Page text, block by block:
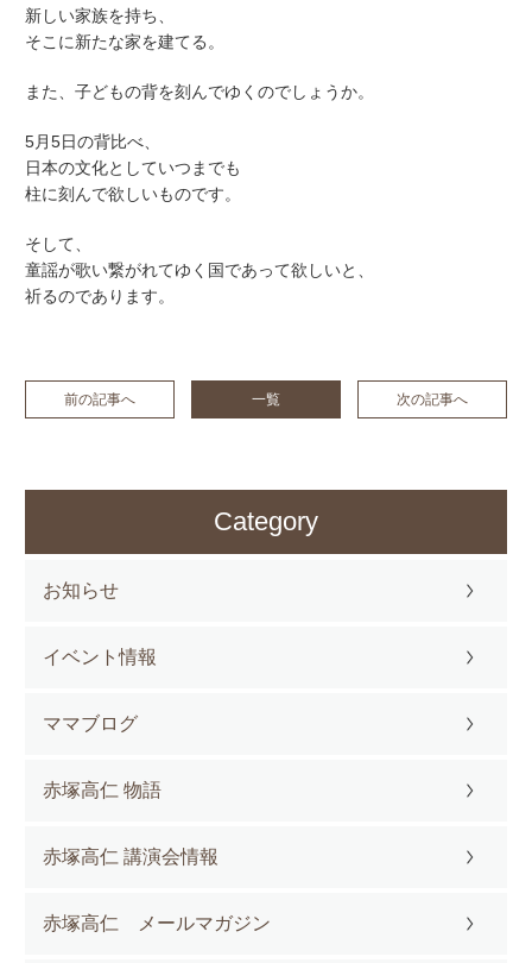
新しい家族を持ち、
そこに新たな家を建てる。
また、子どもの背を刻んでゆくのでしょうか。
5月5日の背比べ、
日本の文化としていつまでも
柱に刻んで欲しいものです。
そして、
童謡が歌い繋がれてゆく国であって欲しいと、
祈るのであります。
前の記事へ 一覧 次の記事へ
Category
お知らせ
イベント情報
ママブログ
赤塚高仁 物語
赤塚高仁 講演会情報
赤塚高仁 メールマガジン